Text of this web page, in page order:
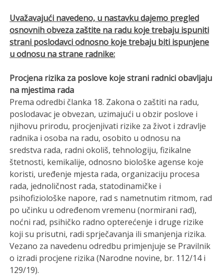
Uvažavajući navedeno, u nastavku dajemo pregled
osnovnih obveza zaštite na radu koje trebaju ispuniti
strani poslodavci odnosno koje trebaju biti ispunjene
u odnosu na strane radnike:
Procjena rizika za poslove koje strani radnici obavljaju
na mjestima rada
Prema odredbi članka 18. Zakona o zaštiti na radu,
poslodavac je obvezan, uzimajući u obzir poslove i
njihovu prirodu, procjenjivati rizike za život i zdravlje
radnika i osoba na radu, osobito u odnosu na
sredstva rada, radni okoliš, tehnologiju, fizikalne
štetnosti, kemikalije, odnosno biološke agense koje
koristi, uređenje mjesta rada, organizaciju procesa
rada, jednoličnost rada, statodinamičke i
psihofiziološke napore, rad s nametnutim ritmom, rad
po učinku u određenom vremenu (normirani rad),
noćni rad, psihičko radno opterećenje i druge rizike
koji su prisutni, radi sprječavanja ili smanjenja rizika.
Vezano za navedenu odredbu primjenjuje se Pravilnik
o izradi procjene rizika (Narodne novine, br. 112/14 i
129/19).